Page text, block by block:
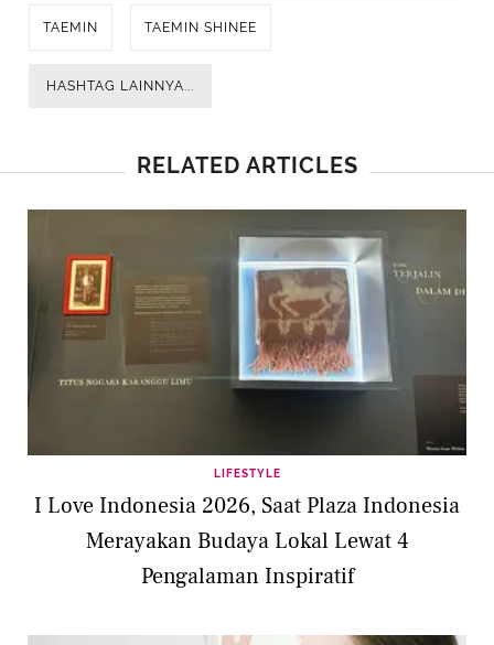
TAEMIN TAEMIN SHINEE
HASHTAG LAINNYA...
RELATED ARTICLES
LIFESTYLE
I Love Indonesia 2026, Saat Plaza Indonesia
Merayakan Budaya Lokal Lewat 4
Pengalaman Inspiratif